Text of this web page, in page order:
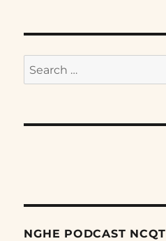
Search
for:
NGHE PODCAST NCQT